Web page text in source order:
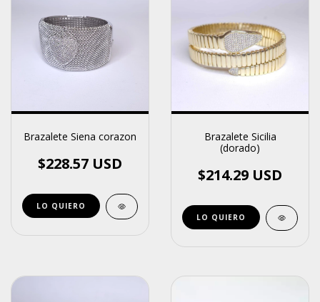
Brazalete Siena corazon
$228.57 USD
Brazalete Sicilia
(dorado)
$214.29 USD